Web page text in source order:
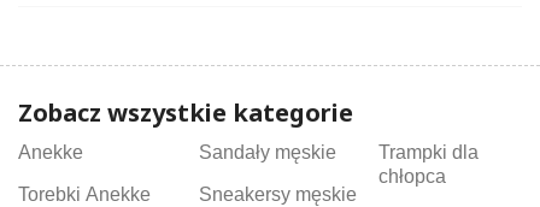
Zobacz wszystkie kategorie
Anekke
Torebki Anekke
Sandały męskie
Sneakersy męskie
Trampki dla
chłopca